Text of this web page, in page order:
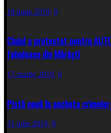
18 iunie 2019, 0
Clujul a protestat pentru
fabuloase din Mărăști
15 martie 2019, 0
Pistă nouă în ancheta
31 iulie 2019, 0